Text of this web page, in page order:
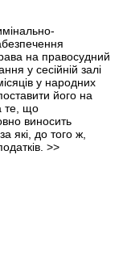
на правосудний
у сесійній залі
у народних
його на
те, що
виносить
які, до того ж,
>>